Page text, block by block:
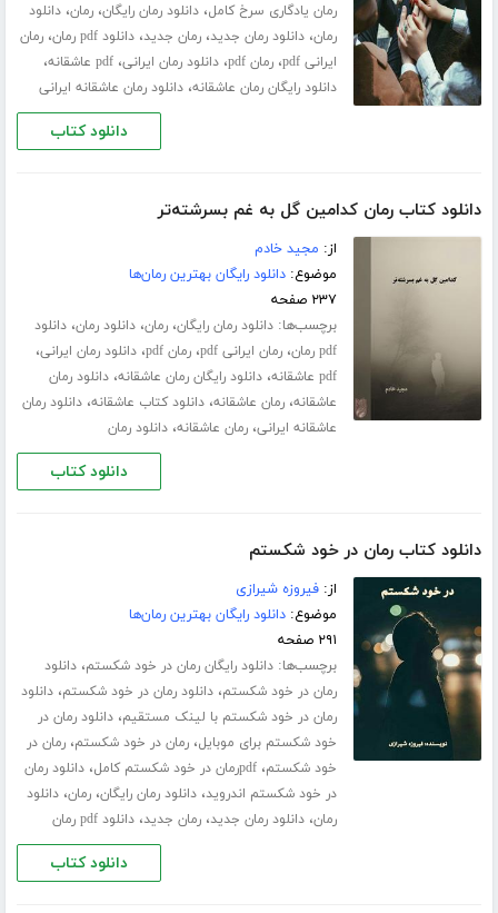
رمان یادگاری سرخ کامل،دانلود رمان رایگان،رمان،دانلود
رمان،دانلود رمان جدید،رمان جدید،دانلود pdf رمان ،رمان
ایرانی pdf
،رمان pdf ،دانلود رمان ایرانی،pdf عاشقانه ،
دانلود رایگان رمان عاشقانه،دانلود رمان عاشقانه ایرانی
دانلود کتاب
دانلود کتاب رمان کدامین گل به غم بسرشته‌تر
از: مجید خادم
موضوع:دانلود رایگان بهترین رمان‌ها
۲۳۷ صفحه
برچسب‌ها:دانلود رمان رایگان،رمان،دانلود رمان،دانلود
pdf رمان
،رمان ایرانی pdf ،رمان pdf ،دانلود رمان ایرانی،
pdf عاشقانه ،دانلود رایگان رمان عاشقانه،دانلود رمان
عاشقانه،رمان عاشقانه،دانلود کتاب عاشقانه،دانلود رمان
عاشقانه ایرانی،رمان عاشقانه،دانلود رمان
دانلود کتاب
دانلود کتاب رمان در خود شکستم
از:فیروزه شیرازی
موضوع:دانلود رایگان بهترین رمان‌ها
۲۹۱ صفحه
برچسب‌ها:دانلود رایگان رمان در خود شکستم،دانلود
رمان در خود شکستم،دانلود رمان در خود شکستم،دانلود
رمان در خود شکستم با لینک مستقیم،دانلود رمان در
خود شکستم برای موبایل،رمان در خود شکستم،رمان در
خود شکستم،pdfرمان در خود شکستم کامل ،دانلود رمان
در خود شکستم اندروید،دانلود رمان رایگان،رمان،دانلود
رمان،دانلود رمان جدید،رمان جدید،دانلود pdf رمان
دانلود کتاب